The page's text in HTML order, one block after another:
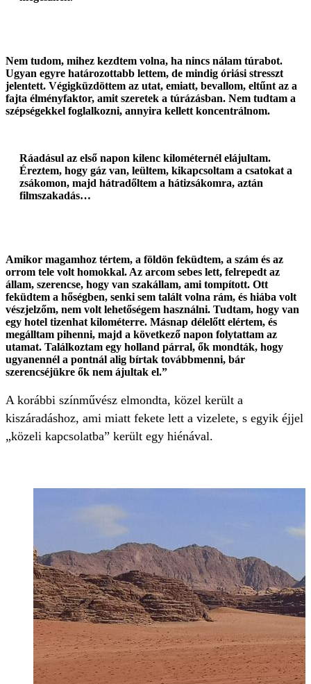
Nem tudom, mihez kezdtem volna, ha nincs nálam túrabot.
Ugyan egyre határozottabb lettem, de mindig óriási stresszt
jelentett. Végigküzdöttem az utat, emiatt, bevallom, eltűnt az a
fajta élményfaktor, amit szeretek a túrázásban. Nem tudtam a
szépségekkel foglalkozni, annyira kellett koncentrálnom.
Ráadásul az első napon kilenc kilométernél elájultam.
Éreztem, hogy gáz van, leültem, kikapcsoltam a csatokat a
zsákomon, majd hátradőltem a hátizsákomra, aztán
filmszakadás…
Amikor magamhoz tértem, a földön feküdtem, a szám és az
orrom tele volt homokkal. Az arcom sebes lett, felrepedt az
állam, szerencse, hogy van szakállam, ami tompított. Ott
feküdtem a hőségben, senki sem talált volna rám, és hiába volt
vészjelzőm, nem volt lehetőségem használni. Tudtam, hogy van
egy hotel tizenhat kilométerre. Másnap délelőtt elértem, és
megálltam pihenni, majd a következő napon folytattam az
utamat. Találkoztam egy holland párral, ők mondták, hogy
ugyanennél a pontnál alig bírtak továbbmenni, bár
szerencséjükre ők nem ájultak el.”
A korábbi színművész elmondta, közel került a
kiszáradáshoz, ami miatt fekete lett a vizelete, s egyik éjjel
„közeli kapcsolatba” került egy hiénával.